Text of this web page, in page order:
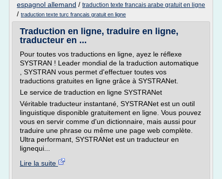
espagnol allemand / traduction texte francais arabe gratuit en ligne
/ traduction texte turc francais gratuit en ligne
Traduction en ligne, traduire en ligne,
traducteur en ...
Pour toutes vos traductions en ligne, ayez le réflexe
SYSTRAN ! Leader mondial de la traduction automatique
, SYSTRAN vous permet d'effectuer toutes vos
traductions gratuites en ligne grâce à SYSTRANet.
Le service de traduction en ligne SYSTRANet
Véritable traducteur instantané, SYSTRANet est un outil
linguistique disponible gratuitement en ligne. Vous pouvez
vous en servir comme d'un dictionnaire, mais aussi pour
traduire une phrase ou même une page web complète.
Ultra performant, SYSTRANet est un traducteur en
lignequi...
Lire la suite